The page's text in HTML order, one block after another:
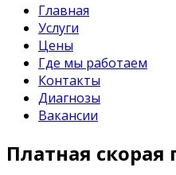
Главная
Услуги
Цены
Где мы работаем
Контакты
Диагнозы
Вакансии
Платная